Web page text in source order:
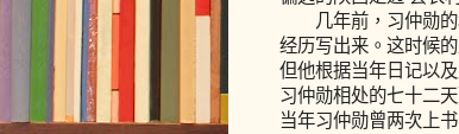
几年前，习仲勋的
经历写出来。这时候
但他根据当年日记以
习仲勋相处的七十二
当年习仲勋曾两次上